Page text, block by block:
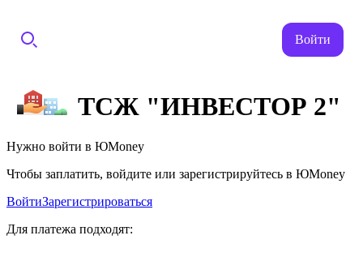
Войти
ТСЖ "ИНВЕСТОР 2"
Нужно войти в ЮMoney
Чтобы заплатить, войдите или зарегистрируйтесь в ЮMoney
ВойтиЗарегистрироваться
Для платежа подходят: